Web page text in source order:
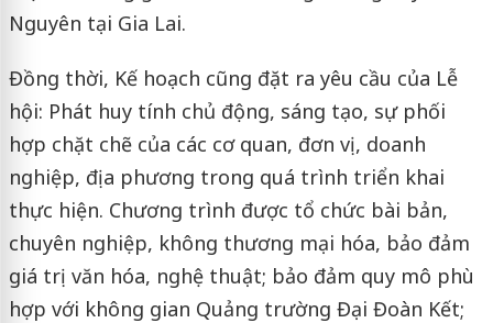
Nguyên tại Gia Lai.
Đồng thời, Kế hoạch cũng đặt ra yêu cầu của Lễ
hội: Phát huy tính chủ động, sáng tạo, sự phối
hợp chặt chẽ của các cơ quan, đơn vị, doanh
nghiệp, địa phương trong quá trình triển khai
thực hiện. Chương trình được tổ chức bài bản,
chuyên nghiệp, không thương mại hóa, bảo đảm
giá trị văn hóa, nghệ thuật; bảo đảm quy mô phù
hợp với không gian Quảng trường Đại Đoàn Kết;